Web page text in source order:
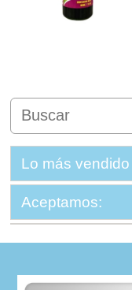
Lo más vendido
Aceptamos: